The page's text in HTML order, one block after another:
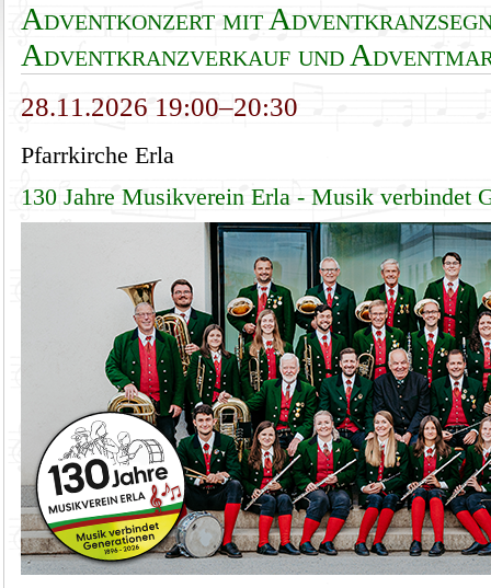
Adventkonzert mit
Adventkranzverkauf und
28.11.2026 19:00–20:30
Pfarrkirche Erla
130 Jahre Musikverein Erla - Musik verbindet